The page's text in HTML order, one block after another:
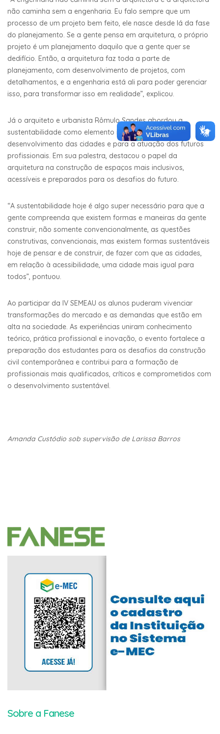
não caminha sem a engenharia. Eu falo sempre que um
processo de um projeto bem feito, ele nasce desde lá da fase
do planejamento. Se a gente pensa em arquitetura, o próprio
projeto é um planejamento daquilo que a gente quer se
dedifício. Então, a arquitetura faz toda a parte de
planejamento, com desenvolvimento de projetos, com
detalhamentos, e a engenharia está ali para poder gerenciar
isso, para transformar isso em realidade”, explicou.
Já o arquiteto e urbanista Rômulo Sandes abordou a
sustentabilidade como elemento indispensável para o
desenvolvimento das cidades e para a atuação dos futuros
profissionais. Em sua palestra, destacou o papel da
arquitetura na construção de espaços mais inclusivos,
acessíveis e preparados para os desafios do futuro.
“A sustentabilidade hoje é algo super necessário para que a
gente compreenda que existem formas e maneiras da gente
construir, não somente convencionalmente, as questões
construtivas, convencionais, mas existem formas sustentáveis
hoje de pensar e de construir, de fazer com que as cidades,
em relação à acessibilidade, uma cidade mais igual para
todos”, pontuou.
Ao participar da IV SEMEAU os alunos puderam vivenciar
transformações do mercado e as demandas que estão em
alta na sociedade. As experiências uniram conhecimento
teórico, prática profissional e inovação, o evento fortalece a
preparação dos estudantes para os desafios da construção
civil contemporânea e contribui para a formação de
profissionais mais qualificados, críticos e comprometidos com
o desenvolvimento sustentável.
Amanda Custódio sob supervisão de Larissa Barros
Sobre a Fanese